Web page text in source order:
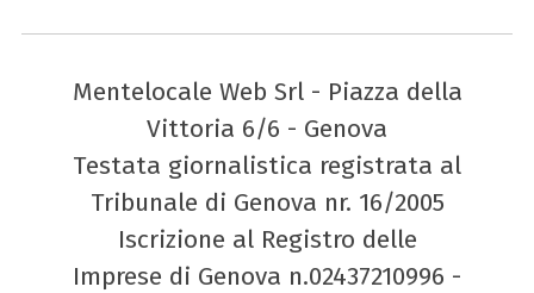
Mentelocale Web Srl - Piazza della
Vittoria 6/6 - Genova
Testata giornalistica registrata al
Tribunale di Genova nr. 16/2005
Iscrizione al Registro delle
Imprese di Genova n.02437210996 -